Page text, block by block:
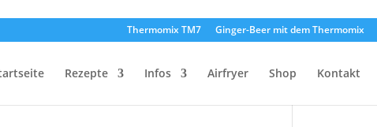
Thermomix TM7 Ginger-Beer mit dem Thermomix
Rezepte Infos Airfryer Shop Kontakt